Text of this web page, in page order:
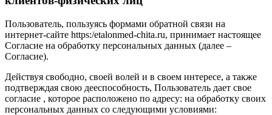
Пользователь, пользуясь формами обратной связи на
интернет-сайте https:/etalonmed-chita.ru, принимает настоящее
Согласие на обработку персональных данных (далее –
Согласие).
Действуя свободно, своей волей и в своем интересе, а также
подтверждая свою дееспособность, Пользователь дает свое
согласие , которое расположено по адресу: на обработку своих
персональных данных со следующими условиями: